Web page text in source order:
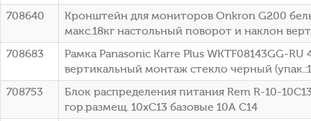
708640
Кронштейн для мониторов Onkron G200
макс.18кг настольный поворот и наклон
708683
Рамка Panasonic Karre Plus WKTF08143GG-RU
вертикальный монтаж стекло черный
708753
Блок распределения питания Rem R-10-
гор.размещ. 10xC13 базовые 10A C14